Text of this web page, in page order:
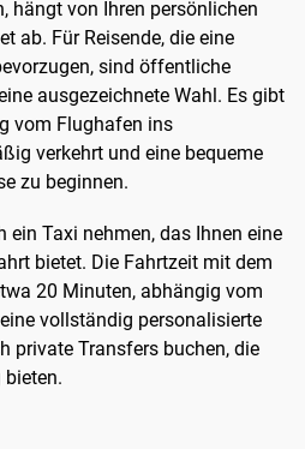
hängt von Ihren persönlichen
ab. Für Reisende, die eine
sind öffentliche
ausgezeichnete Wahl. Es gibt
vom Flughafen ins
verkehrt und eine bequeme
zu beginnen.
ein Taxi nehmen, das Ihnen eine
bietet. Die Fahrtzeit mit dem
20 Minuten, abhängig vom
vollständig personalisierte
private Transfers buchen, die
bieten.